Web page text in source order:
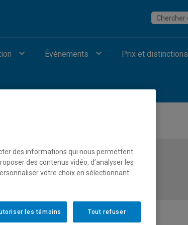
Événements Prix et distinctions
des informations qui nous permettent
des contenus vidéo, d’analyser les
votre choix en sélectionnant
Tout refuser
les témoins